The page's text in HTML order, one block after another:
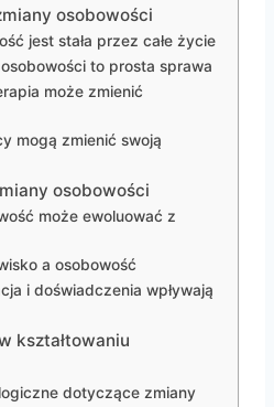
osobowości
jest stała przez całe życie
to prosta sprawa
może zmienić
mogą zmienić swoją
osobowości
może ewoluować z
a osobowość
i doświadczenia wpływają
kształtowaniu
dotyczące zmiany